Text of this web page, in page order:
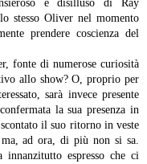
e disilluso di Ray
stesso Oliver nel momento
prendere coscienza del
fonte di numerose curiosità
allo show? O, proprio per
sarà invece presente
la sua presenza in
il suo ritorno in veste
ma, ad ora, di più non si sa.
espresso che ci